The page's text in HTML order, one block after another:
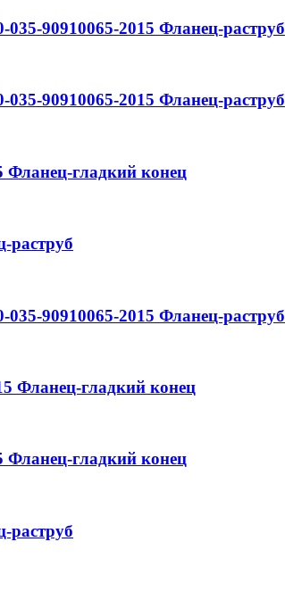
035-90910065-2015 Фланец-раструб
035-90910065-2015 Фланец-раструб
Фланец-гладкий конец
раструб
035-90910065-2015 Фланец-раструб
Фланец-гладкий конец
Фланец-гладкий конец
раструб